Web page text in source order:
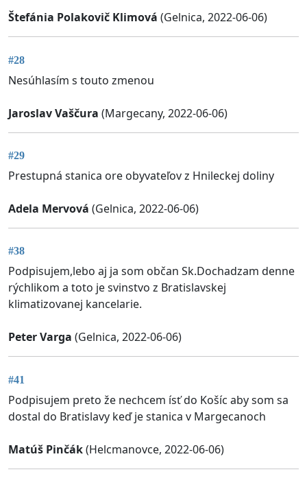
Štefánia Polakovič Klimová (Gelnica, 2022-06-06)
#28
Nesúhlasím s touto zmenou
Jaroslav Vaščura (Margecany, 2022-06-06)
#29
Prestupná stanica ore obyvateľov z Hnileckej doliny
Adela Mervová (Gelnica, 2022-06-06)
#38
Podpisujem,lebo aj ja som občan Sk.Dochadzam denne
rýchlikom a toto je svinstvo z Bratislavskej
klimatizovanej kancelarie.
Peter Varga (Gelnica, 2022-06-06)
#41
Podpisujem preto že nechcem ísť do Košíc aby som sa
dostal do Bratislavy keď je stanica v Margecanoch
Matúš Pinčák(Helcmanovce, 2022-06-06)